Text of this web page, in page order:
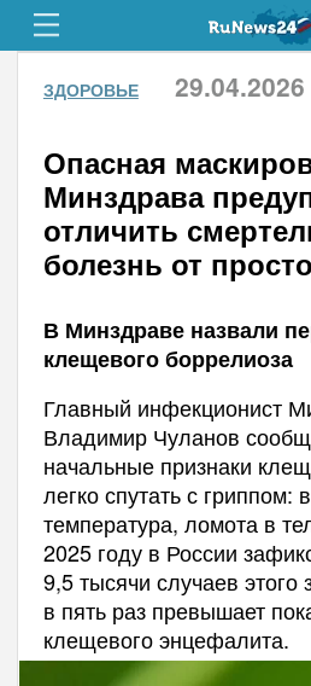
ЗДОРОВЬЕ 29.04.2026
Опасная
Минздрава
отличить
болезнь от
В Минздраве назвали
клещевого боррелиоза
Главный инфекционист
Владимир Чуланов
начальные признаки
легко спутать с гриппом:
температура, ломота в
2025 году в России
9,5 тысячи случаев этого
в пять раз превышает
клещевого энцефалита.